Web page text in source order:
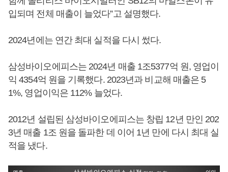
입되며 전체 매출이 늘었다”고 설명했다.
2024년에는 연간 최대 실적을 다시 썼다.
삼성바이오에피스는 2024년 매출 1조5377억 원, 영업이
익 4354억 원을 기록했다. 2023년과 비교해 매출은 5
1%, 영업이익은 112% 늘었다.
2012년 설립된 삼성바이오에피스는 창립 12년 만인 202
3년 매출 1조 원을 돌파한 데 이어 1년 만에 다시 최대 실
적을 냈다.